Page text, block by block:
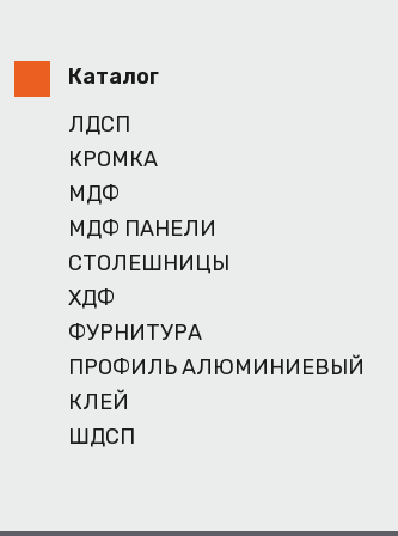
Каталог
ЛДСП
КРОМКА
МДФ
МДФ ПАНЕЛИ
СТОЛЕШНИЦЫ
ХДФ
ФУРНИТУРА
ПРОФИЛЬ АЛЮМИНИЕВЫЙ
КЛЕЙ
ШДСП